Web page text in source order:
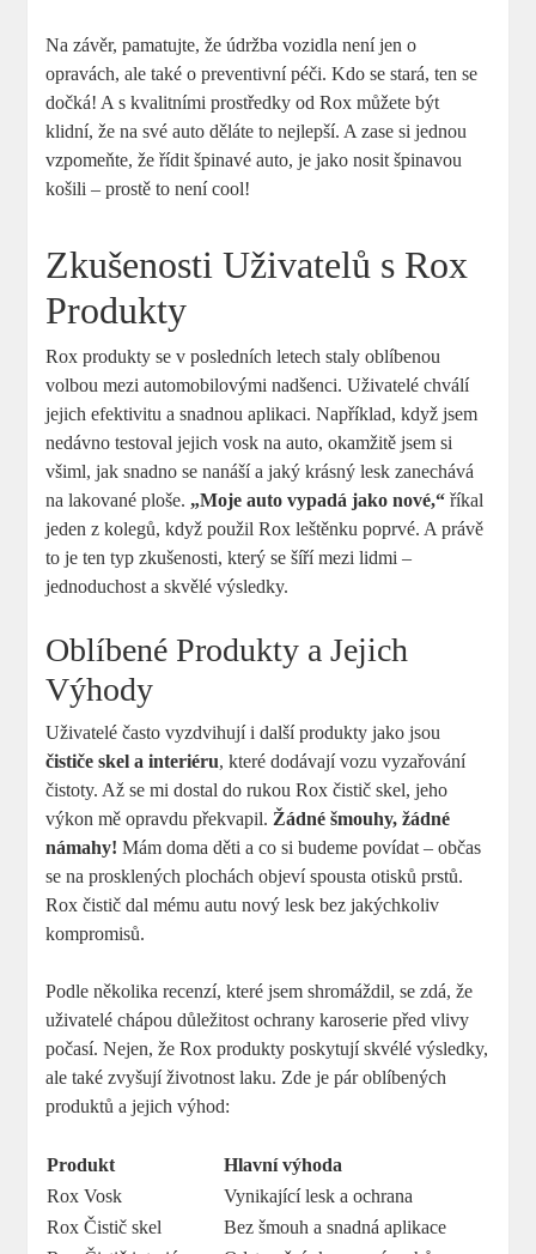
Na závěr, pamatujte, že údržba vozidla⁤ není jen o
opravách, ale také o⁣ preventivní péči.⁢ Kdo se⁢ stará,⁢ ten se⁣
dočká! ‌A s kvalitními⁣ prostředky od Rox můžete být
klidní,‍ že na své ‌auto děláte⁢ to ‍nejlepší. A zase‌ si jednou
vzpomeňte, že řídit ⁢špinavé auto, je jako‍ nosit špinavou
košili – ⁢prostě ‌to není cool!
Zkušenosti Uživatelů s Rox
⁤Produkty
Rox‌ produkty se v posledních letech staly ⁣oblíbenou
volbou mezi automobilovými‍ nadšenci. Uživatelé chválí⁢
jejich ‌efektivitu a snadnou aplikaci.‍ Například, když jsem
nedávno​ testoval jejich‍ vosk na auto,‍ okamžitě jsem si
všiml, jak ‌snadno se nanáší a jaký ‌krásný lesk zanechává
na lakované ploše. „Moje⁤ auto vypadá ⁣jako nové,“ říkal
jeden‍ z kolegů, když​ použil ⁣Rox⁤ leštěnku ​poprvé. ​A právě
to ‌je ten ⁣typ ​zkušenosti, který se šíří mezi lidmi –
jednoduchost a​ skvělé‌ výsledky.
Oblíbené‍ Produkty ⁤a⁣ Jejich
Výhody
Uživatelé často ​vyzdvihují i další produkty jako jsou⁤
čističe skel a‍ interiéru, které dodávají ‍vozu vyzařování⁢
čistoty. Až⁤ se mi⁤ dostal ‍do rukou‌ Rox čistič skel, ‍jeho
výkon mě opravdu překvapil.⁢ Žádné ⁣šmouhy, žádné
námahy! Mám ​doma děti ⁢a co si ⁢budeme⁢ povídat ⁤– ​občas‍
se na prosklených ⁣plochách objeví spousta otisků⁤ prstů.
Rox čistič ‌dal mému autu nový ‌lesk bez jakýchkoliv
kompromisů.
Podle několika recenzí, které ⁣jsem shromáždil, ‌se zdá, ‍že
uživatelé chápou důležitost ochrany karoserie před vlivy
počasí. Nejen, že ‌Rox ⁣produkty poskytují skvélé výsledky,
⁤ale také ⁤zvyšují životnost⁤ laku. Zde⁤ je pár oblíbených
produktů a ‌jejich ‌výhod:
Produkt
Hlavní výhoda
Rox Vosk
Vynikající lesk a ochrana
Rox Čistič skel
Bez⁤ šmouh a snadná aplikace